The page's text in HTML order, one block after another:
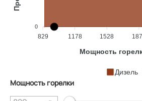
0
829 1178 1528
Мощность
Дизель
Мощность горелки